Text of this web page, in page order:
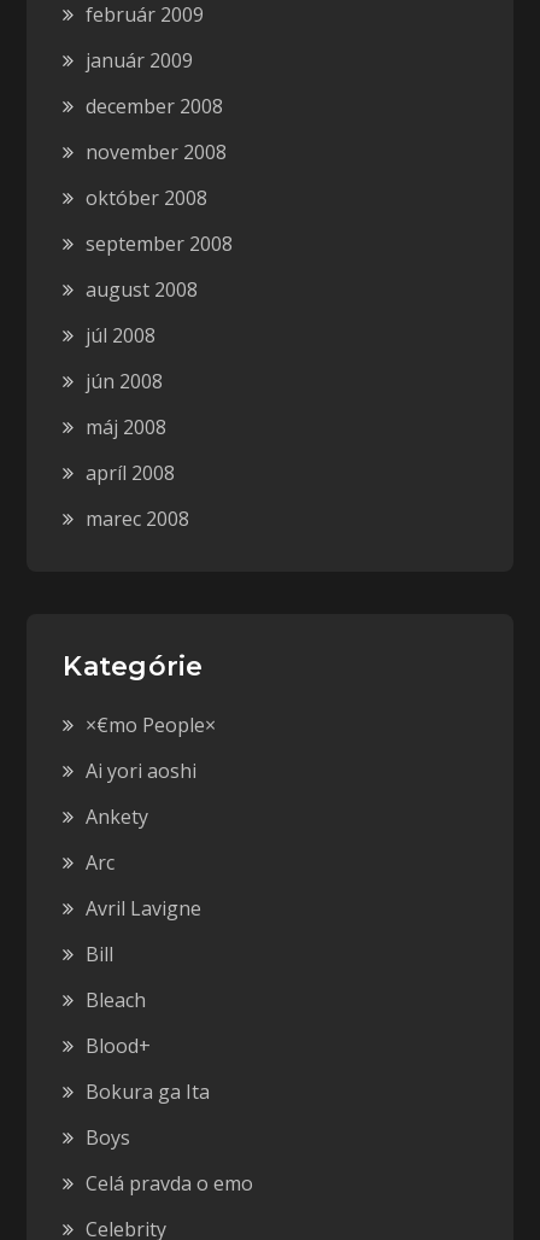
február 2009
január 2009
december 2008
november 2008
október 2008
september 2008
august 2008
júl 2008
jún 2008
máj 2008
apríl 2008
marec 2008
Kategórie
×€mo People×
Ai yori aoshi
Ankety
Arc
Avril Lavigne
Bill
Bleach
Blood+
Bokura ga Ita
Boys
Celá pravda o emo
Celebrity